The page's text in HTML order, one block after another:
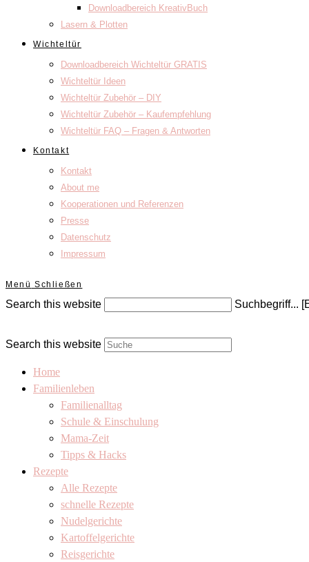
Downloadbereich KreativBuch
Lasern & Plotten
Wichteltür
Downloadbereich Wichteltür GRATIS
Wichteltür Ideen
Wichteltür Zubehör – DIY
Wichteltür Zubehör – Kaufempfehlung
Wichteltür FAQ – Fragen & Antworten
Kontakt
Kontakt
About me
Kooperationen und Referenzen
Presse
Datenschutz
Impressum
Menü Schließen
Search this website Suchbegriff...
Search this website
Home
Familienleben
Familienalltag
Schule & Einschulung
Mama-Zeit
Tipps & Hacks
Rezepte
Alle Rezepte
schnelle Rezepte
Nudelgerichte
Kartoffelgerichte
Reisgerichte